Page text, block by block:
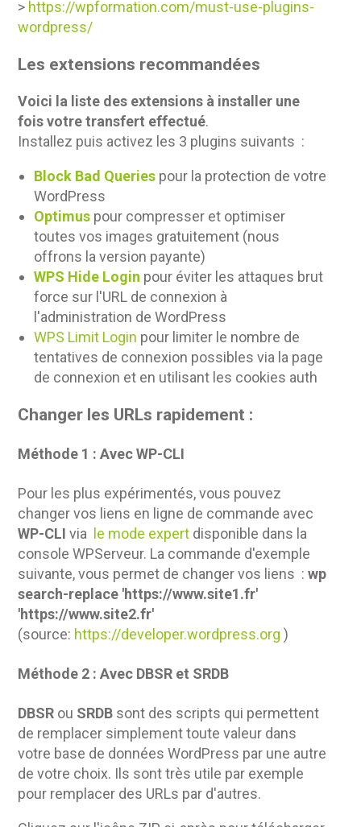
> https://wpformation.com/must-use-plugins-
wordpress/
Les extensions recommandées
Voici la liste des extensions à installer une
fois votre transfert effectué.
Installez puis activez les 3 plugins suivants :
Block Bad Queries pour la protection de votre
WordPress
Optimus pour compresser et optimiser
toutes vos images gratuitement (nous
offrons la version payante)
WPS Hide Login pour éviter les attaques brut
force sur l'URL de connexion à
l'administration de WordPress
WPS Limit Login pour limiter le nombre de
tentatives de connexion possibles via la page
de connexion et en utilisant les cookies auth
Changer les URLs rapidement :
Méthode 1 : Avec WP-CLI
Pour les plus expérimentés, vous pouvez
changer vos liens en ligne de commande avec
WP-CLI via le mode expert disponible dans la
console WPServeur. La commande d'exemple
suivante, vous permet de changer vos liens : wp
search-replace 'https://www.site1.fr'
'https://www.site2.fr'
(source: https://developer.wordpress.org )
Méthode 2 : Avec DBSR et SRDB
DBSR ou SRDB sont des scripts qui permettent
de remplacer simplement toute valeur dans
votre base de données WordPress par une autre
de votre choix. Ils sont très utile par exemple
pour remplacer des URLs par d'autres.